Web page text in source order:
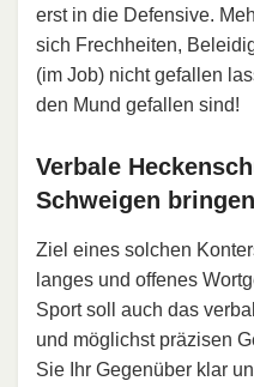
erst in die Defensive.
sich Frechheiten,
(im Job) nicht gefallen
den Mund gefallen sind!
Verbale
Schweigen bringen
Ziel eines solchen
langes und offenes
Sport soll auch das
und möglichst präzisen
Sie Ihr Gegenüber klar